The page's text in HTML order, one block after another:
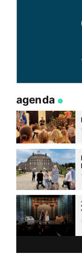
agenda